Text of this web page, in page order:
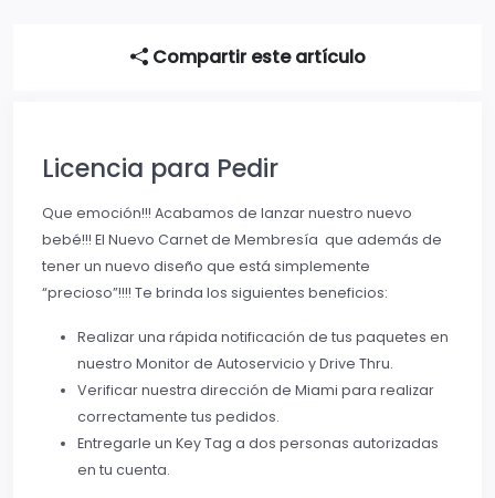
Compartir este artículo
Licencia para Pedir
Que emoción!!! Acabamos de lanzar nuestro nuevo
bebé!!! El Nuevo Carnet de Membresía que además de
tener un nuevo diseño que está simplemente
“precioso”!!!! Te brinda los siguientes beneficios:
Realizar una rápida notificación de tus paquetes en
nuestro Monitor de Autoservicio y Drive Thru.
Verificar nuestra dirección de Miami para realizar
correctamente tus pedidos.
Entregarle un Key Tag a dos personas autorizadas
en tu cuenta.